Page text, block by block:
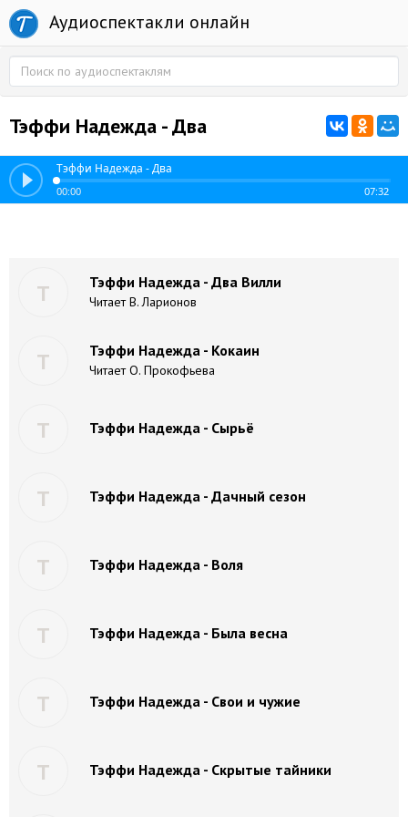
Аудиоспектакли онлайн
Тэффи Надежда - Два
Тэффи Надежда - Два
00:00 07:32
Т Тэффи Надежда - Два Вилли
Читает В. Ларионов
Т Тэффи Надежда - Кокаин
Читает О. Прокофьева
Т Тэффи Надежда - Сырьё
Т Тэффи Надежда - Дачный сезон
Т Тэффи Надежда - Воля
Т Тэффи Надежда - Была весна
Т Тэффи Надежда - Свои и чужие
Т Тэффи Надежда - Скрытые тайники